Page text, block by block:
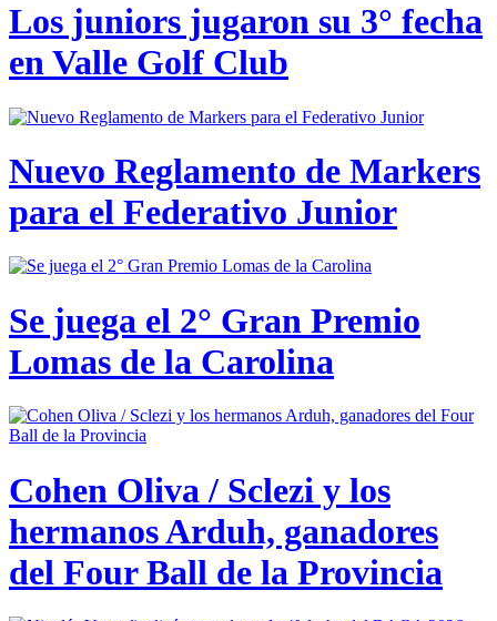
Los juniors jugaron su 3° fecha
en Valle Golf Club
Nuevo Reglamento de Markers
para el Federativo Junior
Se juega el 2° Gran Premio
Lomas de la Carolina
Cohen Oliva / Sclezi y los
hermanos Arduh, ganadores
del Four Ball de la Provincia